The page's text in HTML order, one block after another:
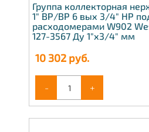
Группа коллекторная
1" ВР/ВР 6 вых 3/4" НР
расходомерами W902
127-3567 Ду 1"х3/4" мм
10 302 руб.
- +